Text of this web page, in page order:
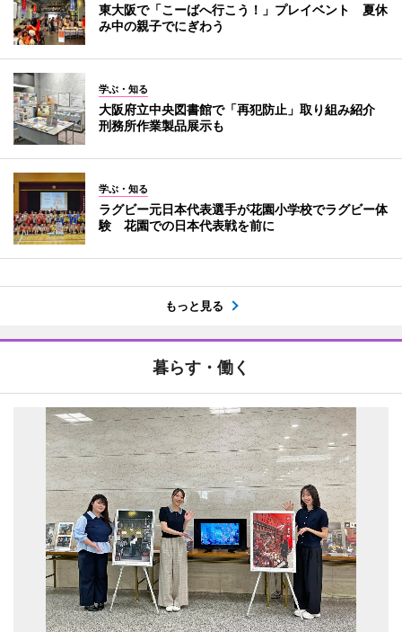
東大阪で「こーばへ行こう！」プレイベント 夏休
み中の親子でにぎわう
学ぶ・知る
大阪府立中央図書館で「再犯防止」取り組み紹介
刑務所作業製品展示も
学ぶ・知る
ラグビー元日本代表選手が花園小学校でラグビー体
験 花園での日本代表戦を前に
もっと見る
暮らす・働く